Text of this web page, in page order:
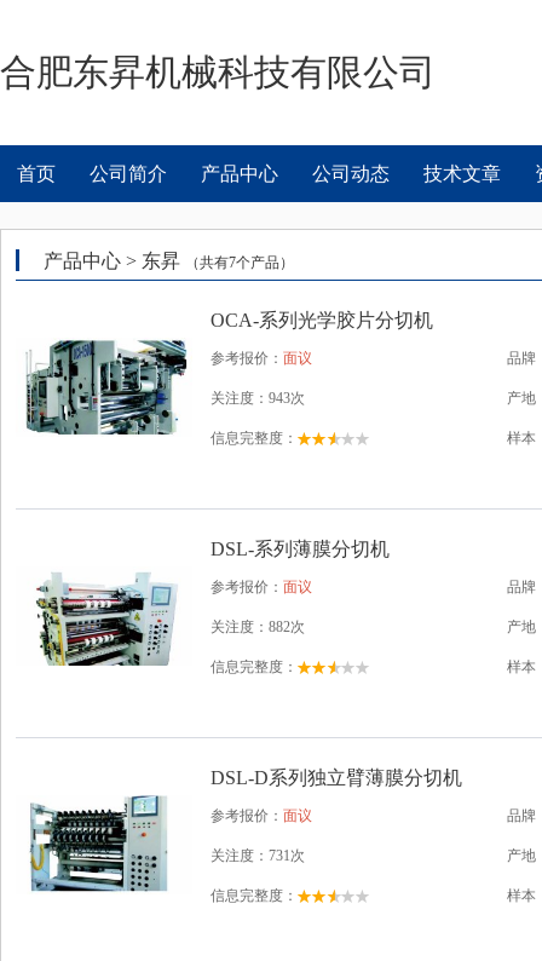
合肥东昇机械科技有限公司
首页 公司简介 产品中心 公司动态 技术文章
产品中心 > 东昇 （共有7个产品）
OCA-系列光学胶片分切机
参考报价： 面议 品牌
关注度：943次 产地
信息完整度： 样本
DSL-系列薄膜分切机
参考报价： 面议 品牌
关注度：882次 产地
信息完整度： 样本
DSL-D系列独立臂薄膜分切机
参考报价： 面议 品牌
关注度：731次 产地
信息完整度： 样本